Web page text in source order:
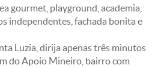
gourmet, playground, academia,
independentes, fachada bonita e
Luzia, dirija apenas três minutos
do Apoio Mineiro, bairro com